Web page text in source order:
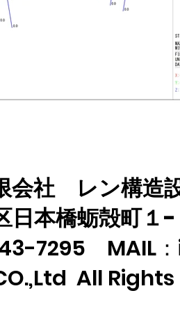
会社 レン構造
本橋蛎殻町
7295 MAIL
All